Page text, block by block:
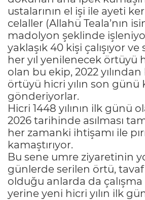
ustalarının el işi ile ayeti
celaller (Allahü Teala’nın
madolyon şeklinde
yaklaşık 40 kişi çalışıyor ve
her yıl yenilenecek örtüyü
olan bu ekip, 2022
örtüyü hicri yılın son günü
gönderiyorlar.
Hicri 1448 yılının ilk günü
2026 tarihinde asılması
her zamanki ihtişamı ile
kamaştırıyor.
Bu sene umre ziyaretinin
günlerde serilen örtü,
olduğu anlarda da
yerine yeni hicri yılın ilk